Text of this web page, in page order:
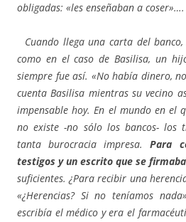
obligadas: «les enseñaban a coser»….
Cuando llega una carta del
como en el caso de Basilisa, un
siempre fue así. «No había dinero,
cuenta Basilisa mientras su vecino
impensable hoy. En el mundo en el
no existe -no sólo los bancos- los
tanta burocracia impresa.Para
testigos y un escrito que se
suficientes. ¿Para recibir una
«¿Herencias? Si no teníamos
escribía el médico y era el